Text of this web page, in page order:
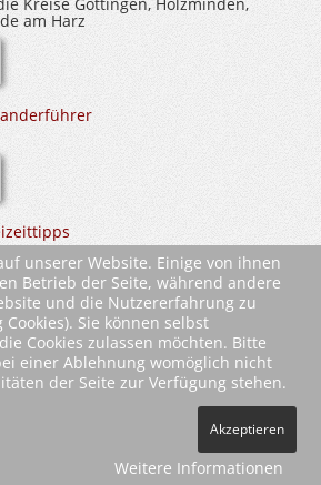
am Harz
und Industriedenkmäler
Vertrag widerrufen
unserer Website. Einige von ihnen
Betrieb der Seite, während andere
und die Nutzererfahrung zu
Sie können selbst
Cookies zulassen möchten. Bitte
einer Ablehnung womöglich nicht
der Seite zur Verfügung stehen.
Akzeptieren
Weitere Informationen